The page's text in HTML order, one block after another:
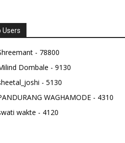
Users
- 78800
Dombale - 9130
- 5130
WAGHAMODE - 4310
wakte - 4120